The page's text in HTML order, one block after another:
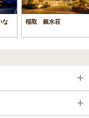
な
稲取 銀水荘